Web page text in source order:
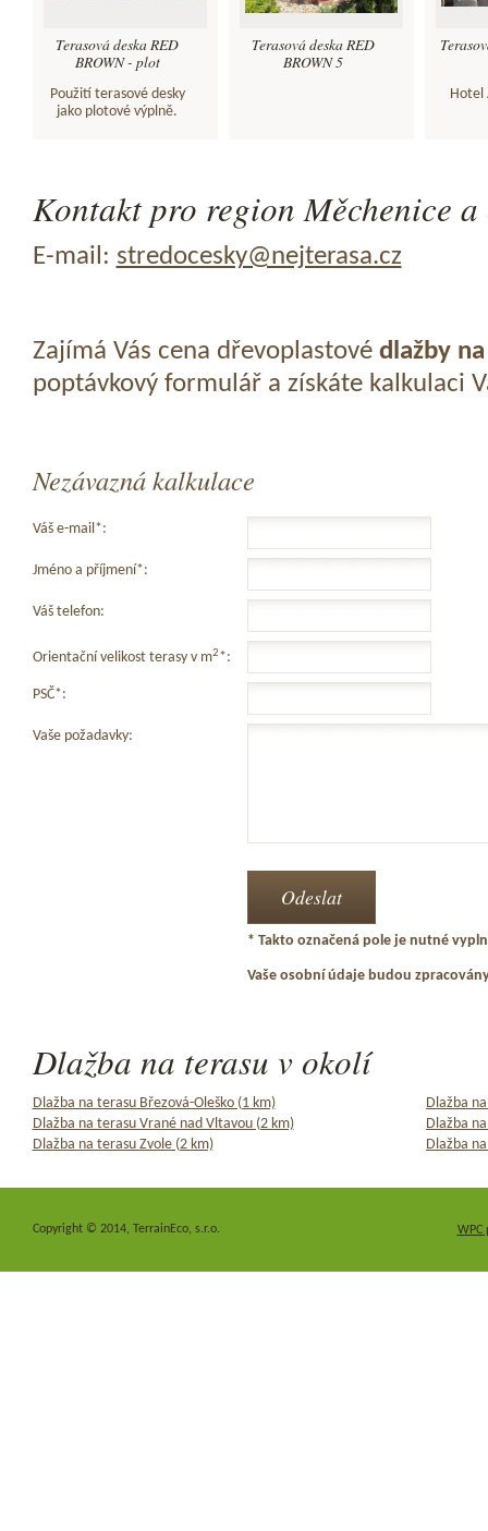
Terasová deska RED
BROWN - plot
Použití terasové desky
jako plotové výplně.
Terasová deska RED
BROWN 5
Hotel
Kontakt pro region Měchenice
E-mail: stredocesky@nejterasa.cz
Zajímá Vás cena dřevoplastové dlažby
poptávkový formulář a získáte kalkulaci
Nezávazná kalkulace
Váš e-mail*:
Jméno a příjmení*:
Váš telefon:
Orientační velikost terasy v m2*:
PSČ*:
Vaše požadavky:
* Takto označená pole je nutné
Vaše osobní údaje budou
Dlažba na terasu v okolí
Dlažba na terasu Březová-Oleško (1 km)
Dlažba
Dlažba na terasu Vrané nad Vltavou (2 km)
Dlažba
Dlažba na terasu Zvole (2 km)
Dlažba
WPC
Copyright © 2014, TerrainEco, s.r.o.